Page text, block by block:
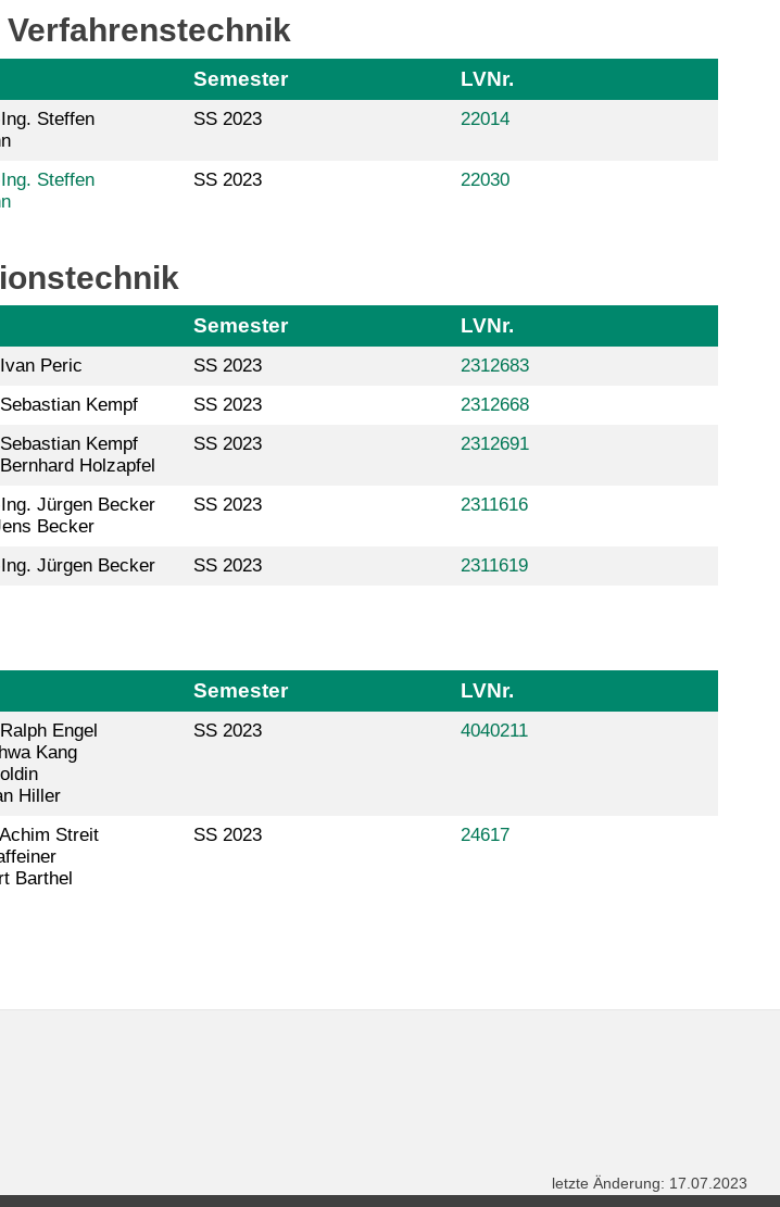
Semester LVNr.
Steffen
SS 2023 22014
Steffen
SS 2023 22030
Semester LVNr.
Peric SS 2023
2312683
Kempf SS 2023
2312668
Kempf
Holzapfel
SS 2023 2312691
Jürgen Becker
Becker
SS 2023 2311616
Jürgen Becker SS 2023 2311619
Semester LVNr.
Engel
Kang
Hiller
SS 2023 4040211
Streit
Barthel
SS 2023 24617
letzte Änderung: 17.07.2023